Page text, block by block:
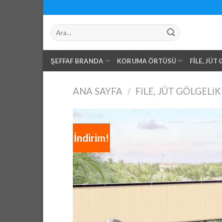
to
content
Ara:
ŞEFFAF BRANDA KORUMA ÖRTÜSÜ FILE, JÜT
ANA SAYFA / FILE, JÜT GÖLGELIK
İndirim!